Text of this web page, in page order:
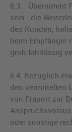
6.3. Übernimmt
sein - die
des Kunden,
beim Empfänger
grob fahrlässig
6.4. Bezüglich
den vermittelten
von Fraport zur
oder sonstige